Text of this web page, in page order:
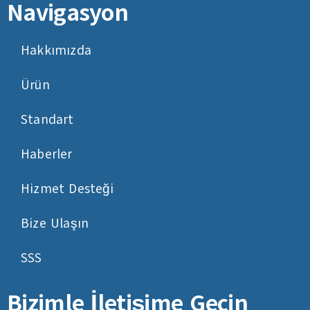
Navigasyon
Hakkımızda
Ürün
Standart
Haberler
Hizmet Desteği
Bize Ulaşın
SSS
Bizimle İletişime Geçin